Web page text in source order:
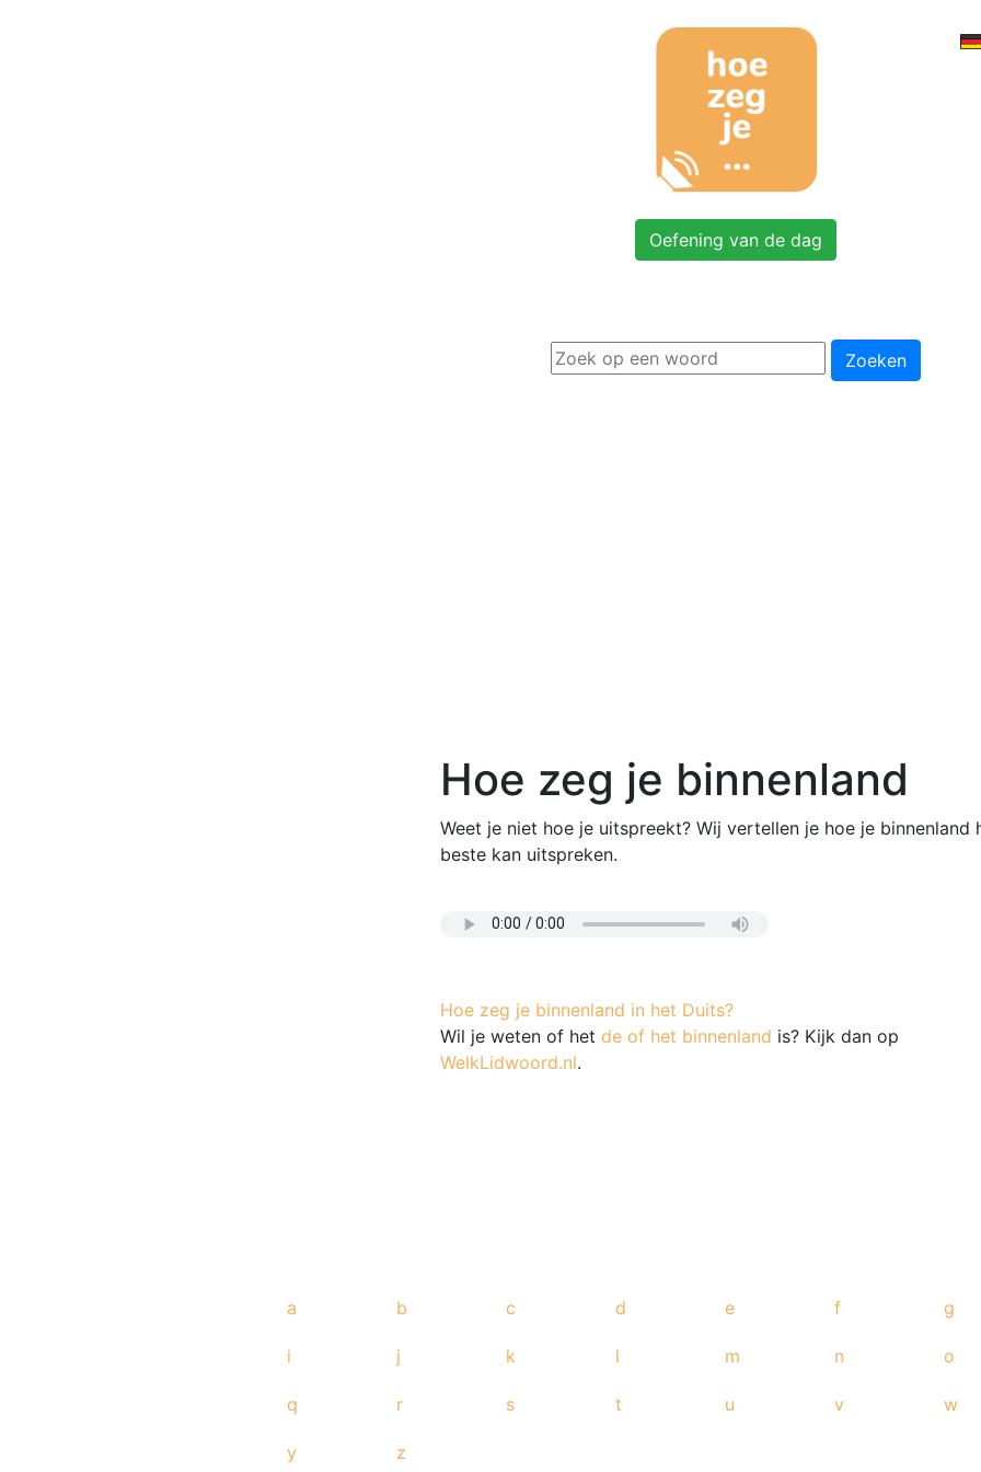
Oefening van de dag
Zoeken
Hoe zeg je binnenland
Weet je niet hoe je uitspreekt? Wij vertellen je hoe je binnenland
beste kan uitspreken.
Hoe zeg je binnenland in het Duits?
Wil je weten of het de of het binnenland is? Kijk dan op
WelkLidwoord.nl.
a b c d e f g
i j k l m n o
q r s t u v w
y z